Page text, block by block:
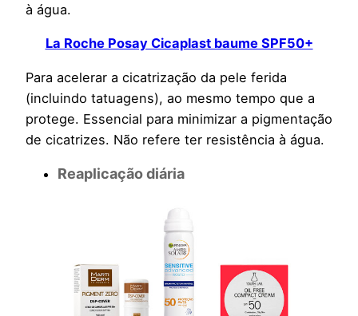
à água.
La Roche Posay Cicaplast baume SPF50+
Para acelerar a cicatrização da pele ferida
(incluindo tatuagens), ao mesmo tempo que a
protege. Essencial para minimizar a pigmentação
de cicatrizes. Não refere ter resistência à água.
Reaplicação diária